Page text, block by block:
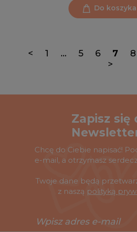
Do koszyka
< 1 ... 5 6 7 8
>
Zapisz się
Chcę do Ciebie napisać!
e-mail, a otrzymasz
Twoje dane będą
z naszą polityką